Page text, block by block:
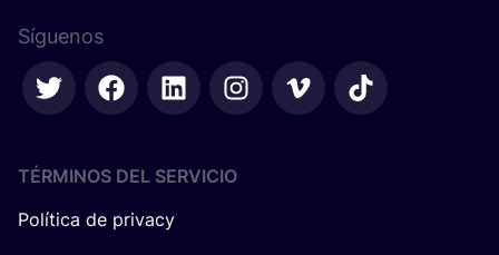
Síguenos
TÉRMINOS DEL SERVICIO
Política de privacy